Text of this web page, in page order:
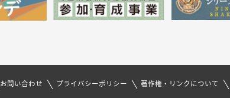
お問い合わせ プライバシーポリシー 著作権・リンクについて